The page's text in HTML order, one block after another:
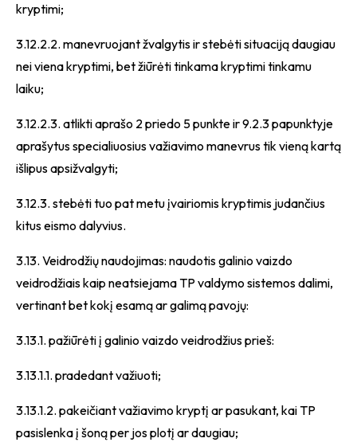
kryptimi;
3.12.2.2. manevruojant žvalgytis ir stebėti situaciją daugiau
nei viena kryptimi, bet žiūrėti tinkama kryptimi tinkamu
laiku;
3.12.2.3. atlikti aprašo 2 priedo 5 punkte ir 9.2.3 papunktyje
aprašytus specialiuosius važiavimo manevrus tik vieną kartą
išlipus apsižvalgyti;
3.12.3. stebėti tuo pat metu įvairiomis kryptimis judančius
kitus eismo dalyvius.
3.13. Veidrodžių naudojimas: naudotis galinio vaizdo
veidrodžiais kaip neatsiejama TP valdymo sistemos dalimi,
vertinant bet kokį esamą ar galimą pavojų:
3.13.1. pažiūrėti į galinio vaizdo veidrodžius prieš:
3.13.1.1. pradedant važiuoti;
3.13.1.2. pakeičiant važiavimo kryptį ar pasukant, kai TP
pasislenka į šoną per jos plotį ar daugiau;